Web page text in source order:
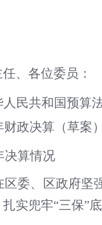
、各位委员：
民共和国预算
政决算（草案
决算情况
区委、区政府坚
实兜牢“三保”